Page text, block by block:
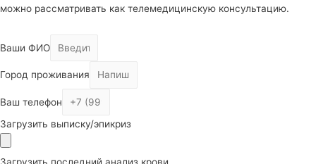
можно рассматривать как телемедицинскую консультацию.
Ваши ФИО
Город проживания
Ваш телефон
Загрузить выписку/эпикриз